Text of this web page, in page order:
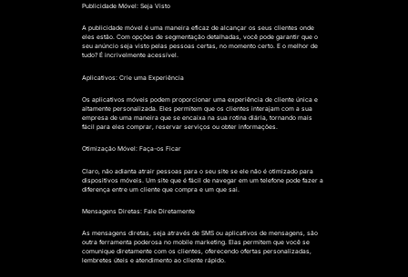
Publicidade Móvel: Seja Visto
A publicidade móvel é uma maneira eficaz de alcançar os seus clientes onde
eles estão. Com opções de segmentação detalhadas, você pode garantir que o
seu anúncio seja visto pelas pessoas certas, no momento certo. E o melhor de
tudo? É incrivelmente acessível.
Aplicativos: Crie uma Experiência
Os aplicativos móveis podem proporcionar uma experiência de cliente única e
altamente personalizada. Eles permitem que os clientes interajam com a sua
empresa de uma maneira que se encaixa na sua rotina diária, tornando mais
fácil para eles comprar, reservar serviços ou obter informações.
Otimização Móvel: Faça-os Ficar
Claro, não adianta atrair pessoas para o seu site se ele não é otimizado para
dispositivos móveis. Um site que é fácil de navegar em um telefone pode fazer a
diferença entre um cliente que compra e um que sai.
Mensagens Diretas: Fale Diretamente
As mensagens diretas, seja através de SMS ou aplicativos de mensagens, são
outra ferramenta poderosa no mobile marketing. Elas permitem que você se
comunique diretamente com os clientes, oferecendo ofertas personalizadas,
lembretes úteis e atendimento ao cliente rápido.